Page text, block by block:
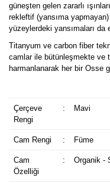
güneşten gelen zararlı
rekleftif (yansıma
yüzeylerdeki yansımaları
Titanyum ve carbon fiber
camlar ile bütünleşmekte ve
harmanlanarak her bir Osse
Çerçeve
Rengi
: Mavi
Cam Rengi : Füme
Cam
Özelliği
: Organik -